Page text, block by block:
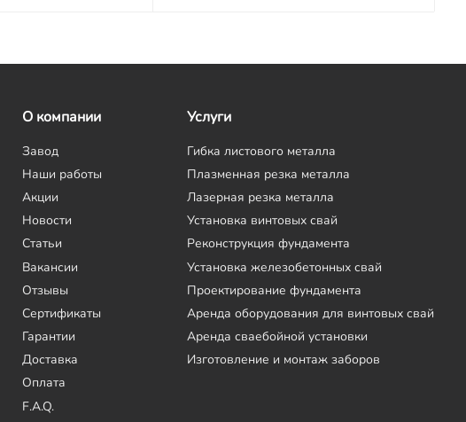
О компании
Завод
Наши работы
Акции
Новости
Статьи
Вакансии
Отзывы
Сертификаты
Гарантии
Доставка
Оплата
F.A.Q.
Услуги
Гибка листового металла
Плазменная резка металла
Лазерная резка металла
Установка винтовых свай
Реконструкция фундамента
Установка железобетонных свай
Проектирование фундамента
Аренда оборудования для винтовых свай
Аренда сваебойной установки
Изготовление и монтаж заборов